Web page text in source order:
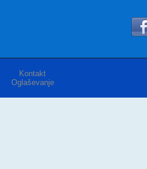
Kontakt
Oglaševanje